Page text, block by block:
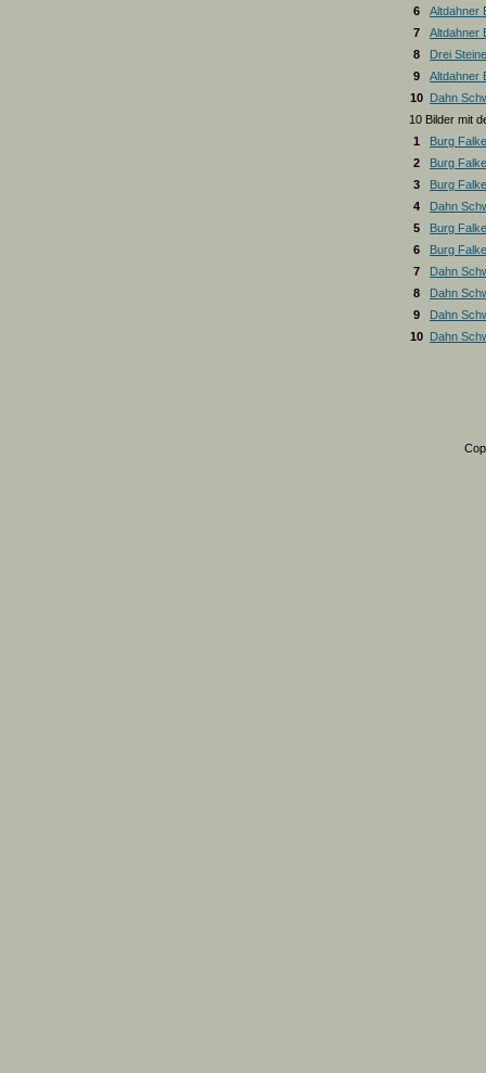
6
Altdahner
7
Altdahner
8
Drei
9
Altdahner
10
Dahn
10 Bilder mit
1
Burg
2
Burg
3
Burg
4
Dahn
5
Burg
6
Burg
7
Dahn
8
Dahn
9
Dahn
10
Dahn